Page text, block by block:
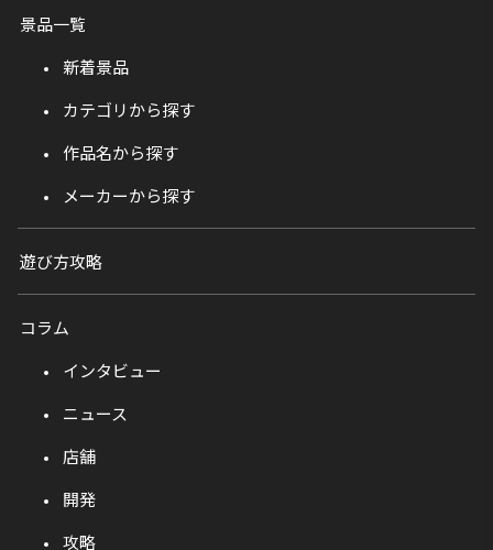
景品一覧
新着景品
カテゴリから探す
作品名から探す
メーカーから探す
遊び方攻略
コラム
インタビュー
ニュース
店舗
開発
攻略